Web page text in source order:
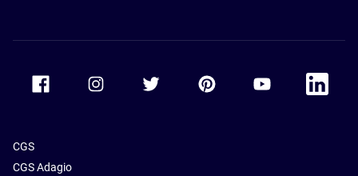
Accor Facebook Accor TwitterAccor PinterestAccor Youtube
Accor
CGS
CGS Adagio